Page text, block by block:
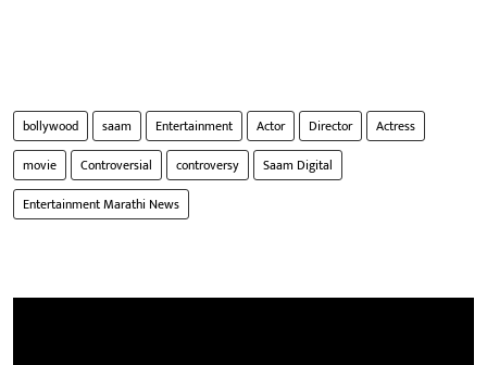
bollywood saam Entertainment Actor Director
Actress
movie
Controversial controversy
Saam Digital
Entertainment Marathi News